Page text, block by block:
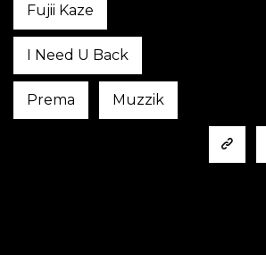
Fujii Kaze
I Need U Back
Prema Muzzik